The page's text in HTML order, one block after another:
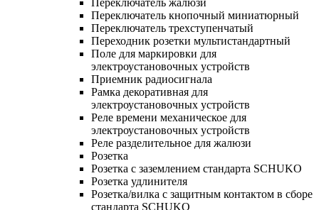
Переключатель кнопочный миниатюрный
Переключатель трехступенчатый
Переходник розетки мультистандартный
Поле для маркировки для
электроустановочных устройств
Приемник радиосигнала
Рамка декоративная для
электроустановочных устройств
Реле времени механическое для
электроустановочных устройств
Реле разделительное для жалюзи
Розетка
Розетка с заземлением стандарта SCHUKO
Розетка удлинителя
Розетка/вилка с защитным контактом в сборе
стандарта SCHUKO